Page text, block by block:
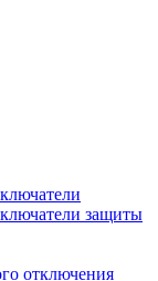
защиты
отключения